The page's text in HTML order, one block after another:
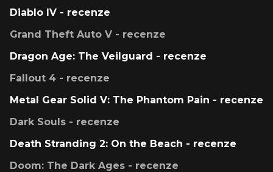
Diablo IV - recenze
Grand Theft Auto V - recenze
Dragon Age: The Veilguard - recenze
Fallout 4 - recenze
Metal Gear Solid V: The Phantom Pain - recenze
Dark Souls - recenze
Death Stranding 2: On the Beach - recenze
Doom: The Dark Ages - recenze